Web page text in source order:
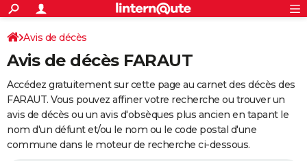
ACTUALITÉS
Politique
Société
Faits Divers
Education
Monde
Villes
+
SPORT
Coupe du monde 2026
Football
Tennis
Cyclisme
Rugby
Forum
Programme TV
TNT
Streaming
Cinéma
Sorties cinéma
Musique
+
FINANCE
Retraite
Epargne
Immobilier
Risques naturels par ville
Banque
Assurance
AUTO
Essais
Réserver un essai
Citadines
Berlines
SUV
Forum auto
+
Avis de décès
Avis de décès FARAUT
Accédez gratuitement sur cette page au carnet des décès des
FARAUT. Vous pouvez affiner votre recherche ou trouver un
avis de décès ou un avis d'obsèques plus ancien en tapant le
nom d'un défunt et/ou le nom ou le code postal d'une
commune dans le moteur de recherche ci-dessous.